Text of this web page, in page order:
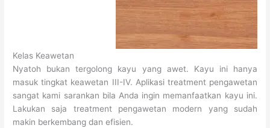
Kelas Keawetan
Nyatoh bukan tergolong kayu yang awet. Kayu ini hanya
masuk tingkat keawetan III-IV. Aplikasi treatment pengawetan
sangat kami sarankan bila Anda ingin memanfaatkan kayu ini.
Lakukan saja treatment pengawetan modern yang sudah
makin berkembang dan efisien.